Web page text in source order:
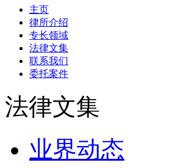
主页
律所介绍
专长领域
法律文集
联系我们
委托案件
法律文集
业界动态